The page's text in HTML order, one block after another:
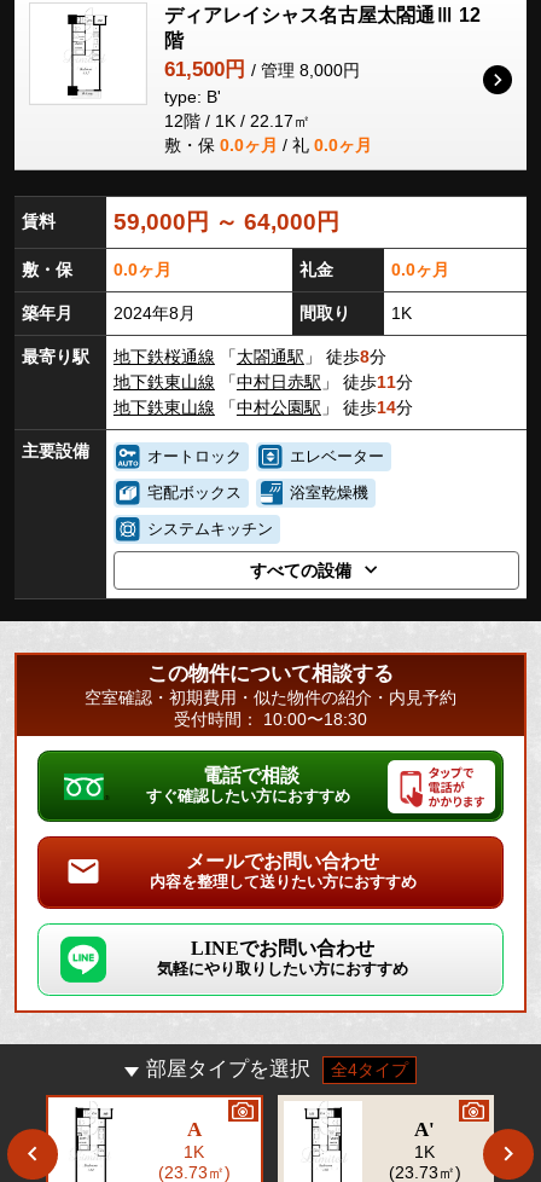
ディアレイシャス名古屋太閤通Ⅲ 12
階
61,500円 / 管理 8,000円
type: B'
12階 / 1K / 22.17㎡
敷・保 0.0ヶ月 / 礼 0.0ヶ月
賃料 59,000円 ～ 64,000円
敷・保 0.0ヶ月 礼金 0.0ヶ月
築年月 2024年8月 間取り 1K
最寄り駅 地下鉄桜通線 「太閤通駅 」 徒歩8分
地下鉄東山線 「中村日赤駅 」 徒歩11分
地下鉄東山線 「中村公園駅 」 徒歩14分
主要設備 オートロック
エレベーター
宅配ボックス
浴室乾燥機
システムキッチン
すべての設備
この物件について相談する
空室確認・初期費用・似た物件の紹介・内見予約
受付時間： 10:00〜18:30
電話で相談
すぐ確認したい方におすすめ
メールでお問い合わせ
内容を整理して送りたい方におすすめ
LINEでお問い合わせ
気軽にやり取りしたい方におすすめ
部屋タイプを選択 全4タイプ
A
1K
(23.73㎡)
A'
1K
(23.73㎡)